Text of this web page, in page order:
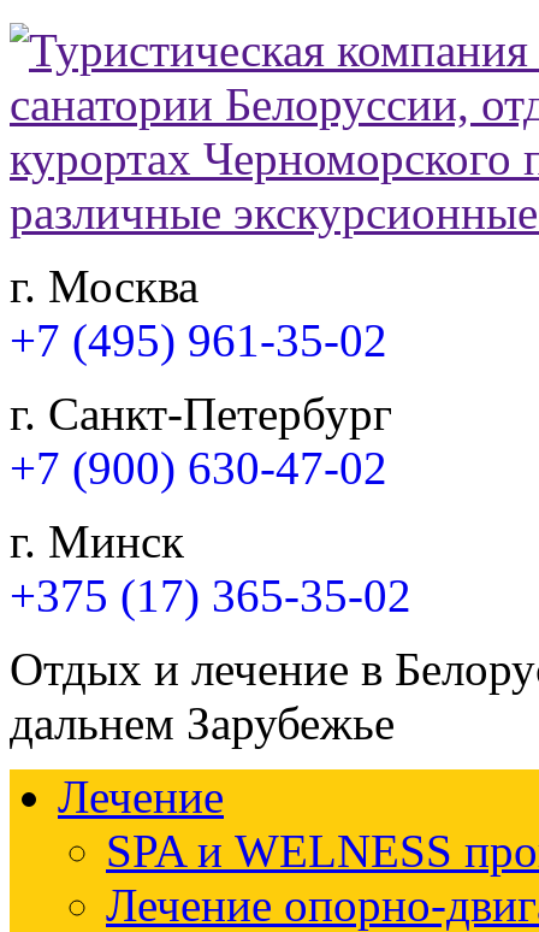
г. Москва
+7 (495) 961-35-02
г. Санкт-Петербург
+7 (900) 630-47-02
г. Минск
+375 (17) 365-35-02
Отдых и лечение в
дальнем Зарубежье
Лечение
SPA и WELNESS
Лечение опорно-